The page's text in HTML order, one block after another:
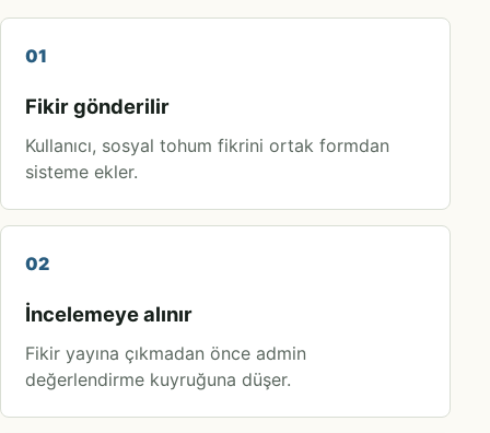
01
Fikir gönderilir
Kullanıcı, sosyal tohum fikrini ortak formdan
sisteme ekler.
02
İncelemeye alınır
Fikir yayına çıkmadan önce admin
değerlendirme kuyruğuna düşer.